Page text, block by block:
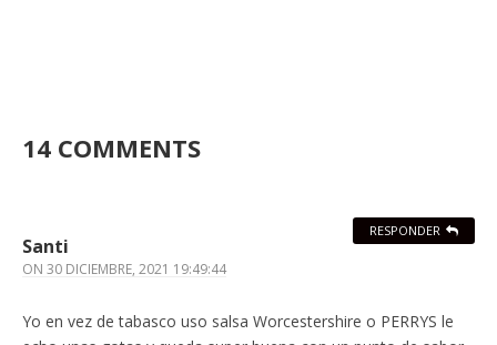
14 COMMENTS
Santi
ON 30 DICIEMBRE, 2021 19:49:44
Yo en vez de tabasco uso salsa Worcestershire o PERRYS le
RESPONDER